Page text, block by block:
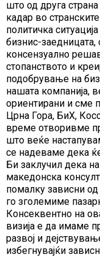
што од друга
кадар во
политичка
бизнис-заедницата,
консензуално
стопанството и
подобрување на
нашата компанија,
ориентирани и сме
Црна Гора, БиХ,
време отворивме
што веќе
се надеваме дека
Би заклучил дека
македонска
помалку зависни
го зголемиме
Консеквентно на
визија е да имаме
развој и
избегнувајќи